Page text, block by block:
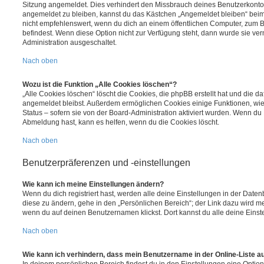
Sitzung angemeldet. Dies verhindert den Missbrauch deines
angemeldet zu bleiben, kannst du das Kästchen „Angemeldet bleiben“
nicht empfehlenswert, wenn du dich an einem öffentlichen Computer, zum
befindest. Wenn diese Option nicht zur Verfügung steht, dann wurde sie
Administration ausgeschaltet.
Nach oben
Wozu ist die Funktion „Alle Cookies löschen“?
„Alle Cookies löschen“ löscht die Cookies, die phpBB erstellt hat und die
angemeldet bleibst. Außerdem ermöglichen Cookies einige Funktionen,
Status – sofern sie von der Board-Administration aktiviert wurden. Wenn
Abmeldung hast, kann es helfen, wenn du die Cookies löscht.
Nach oben
Benutzerpräferenzen und -einstellungen
Wie kann ich meine Einstellungen ändern?
Wenn du dich registriert hast, werden alle deine Einstellungen in der
diese zu ändern, gehe in den „Persönlichen Bereich“; der Link dazu wird
wenn du auf deinen Benutzernamen klickst. Dort kannst du alle deine
Nach oben
Wie kann ich verhindern, dass mein Benutzername in der Online-Liste